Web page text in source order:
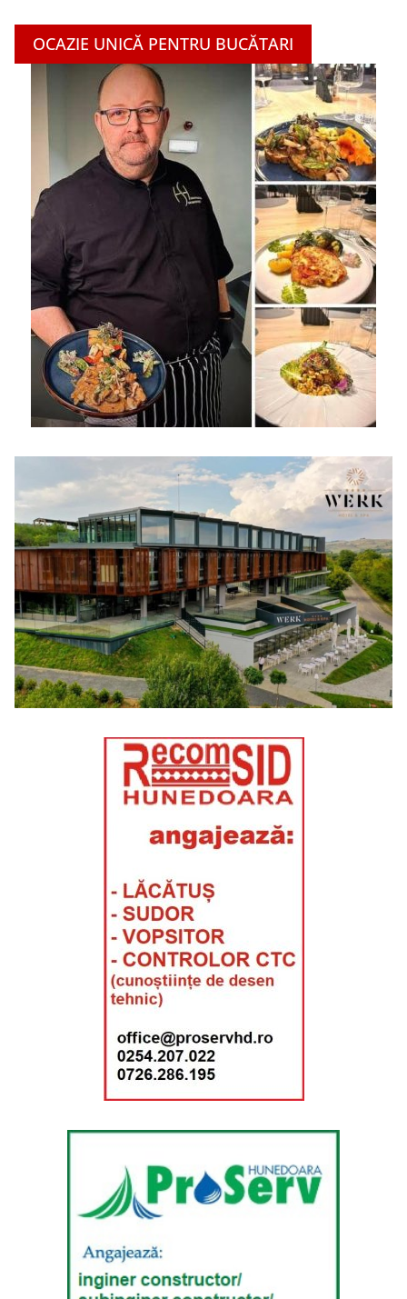
OCAZIE UNICĂ PENTRU BUCĂTARI